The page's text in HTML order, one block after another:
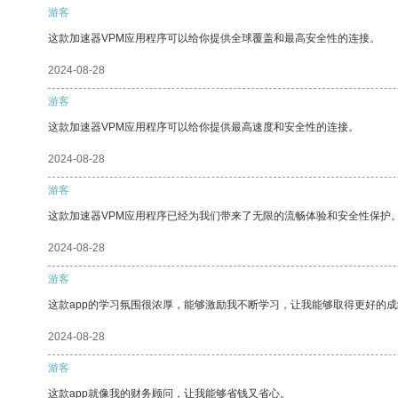
游客
这款加速器VPM应用程序可以给你提供全球覆盖和最高安全性的连接。
2024-08-28
游客
这款加速器VPM应用程序可以给你提供最高速度和安全性的连接。
2024-08-28
游客
这款加速器VPM应用程序已经为我们带来了无限的流畅体验和安全性保护
2024-08-28
游客
这款app的学习氛围很浓厚，能够激励我不断学习，让我能够取得更好的
2024-08-28
游客
这款app就像我的财务顾问，让我能够省钱又省心。